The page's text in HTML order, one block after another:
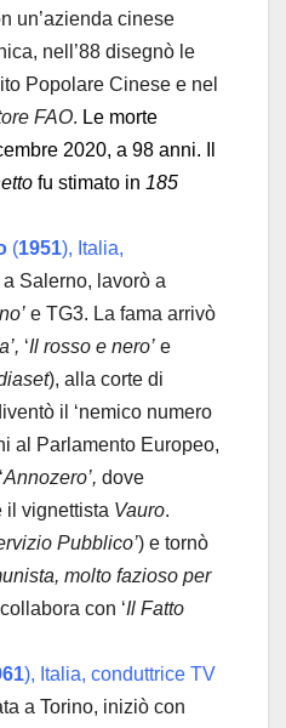
un’azienda cinese
nell’88 disegnò le
Popolare Cinese e nel
FAO. Le morte
2020, a 98 anni. Il
fu stimato in 185
(1951), Italia,
a Salerno, lavorò a
e TG3. La fama arrivò
‘Il rosso e nero’ e
), alla corte di
il ‘nemico numero
al Parlamento Europeo,
Annozero’, dove
il vignettista Vauro.
Pubblico’) e tornò
molto fazioso per
collabora con ‘Il Fatto
), Italia, conduttrice TV
a Torino, iniziò con